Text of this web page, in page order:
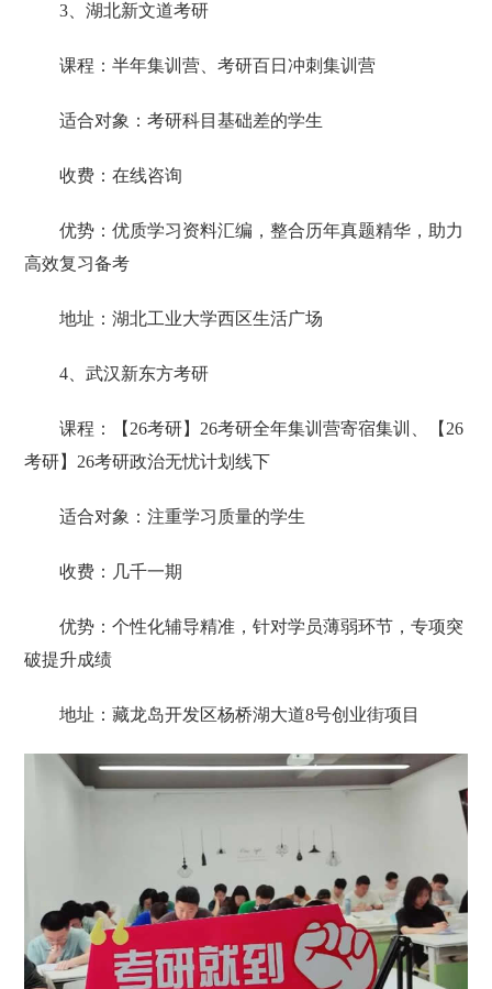
3、湖北新文道考研
课程：半年集训营、考研百日冲刺集训营
适合对象：考研科目基础差的学生
收费：在线咨询
优势：优质学习资料汇编，整合历年真题精华，助力
高效复习备考
地址：湖北工业大学西区生活广场
4、武汉新东方考研
课程：【26考研】26考研全年集训营寄宿集训、【26
考研】26考研政治无忧计划线下
适合对象：注重学习质量的学生
收费：几千一期
优势：个性化辅导精准，针对学员薄弱环节，专项突
破提升成绩
地址：藏龙岛开发区杨桥湖大道8号创业街项目